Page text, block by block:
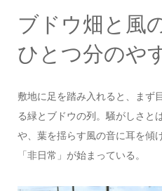
ブドウ畑と風
ひとつ分のや
敷地に足を踏み入れると、まず
る緑とブドウの列。騒がしさと
や、葉を揺らす風の音に耳を傾
「非日常」が始まっている。